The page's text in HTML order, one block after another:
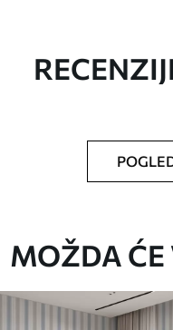
ste odredili, izrezana
i/ili ljepilo za tapete.
mekom spužvom.
MOŽDA ĆE